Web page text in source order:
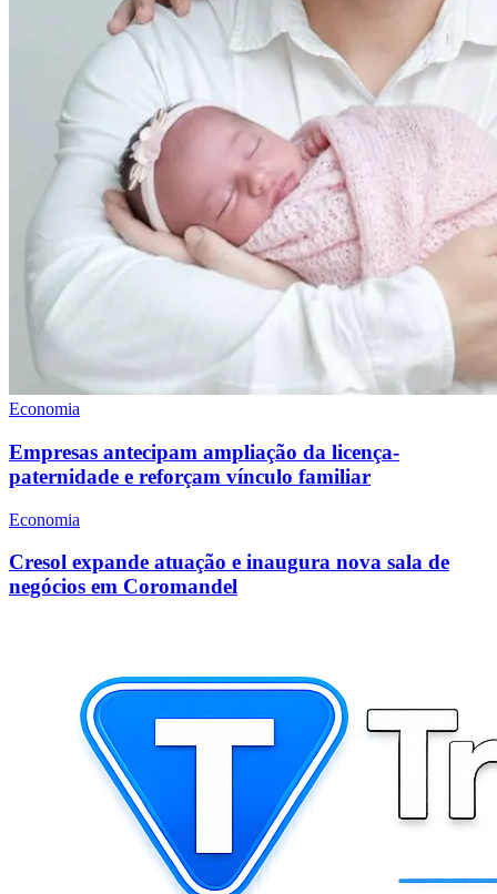
Economia
Empresas antecipam ampliação da licença-
paternidade e reforçam vínculo familiar
Economia
Cresol expande atuação e inaugura nova sala de
negócios em Coromandel